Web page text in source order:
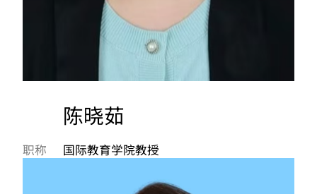
陈晓茹
职称 国际教育学院教授